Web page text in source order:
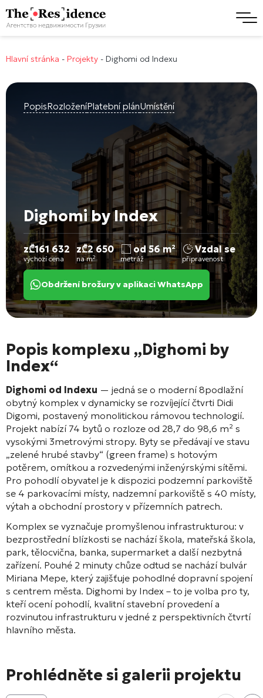
Hlavní stránka - Projekty - Dighomi od Indexu
PopisRozloženíPlatební plánUmístění
Dighomi by Index
z₾161 632
výchozí cena
z₾2 650
na m²
od 56 m²
metráž
Vzdal se
připravenost
Obdržení brožury v aplikaci WhatsApp
Popis komplexu „Dighomi by
Index“
Dighomi od Indexu — jedná se o moderní 8podlažní
obytný komplex v dynamicky se rozvíjející čtvrti Didi
Digomi, postavený monolitickou rámovou technologií.
Projekt nabízí 74 bytů o rozloze od 28,7 do 98,6 m² s
vysokými 3metrovými stropy. Byty se předávají ve stavu
„zelené hrubé stavby“ (green frame) s hotovým
potěrem, omítkou a rozvedenými inženýrskými sítěmi.
Pro pohodlí obyvatel je k dispozici podzemní parkoviště
se 4 parkovacími místy, nadzemní parkoviště s 40 místy,
výtah a obchodní prostory v přízemních patrech.
Komplex se vyznačuje promyšlenou infrastrukturou: v
bezprostřední blízkosti se nachází škola, mateřská škola,
park, tělocvična, banka, supermarket a další nezbytná
zařízení. Pouhé 2 minuty chůze odtud se nachází bulvár
Miriana Mepe, který zajišťuje pohodlné dopravní spojení
s centrem města. Dighomi by Index – to je volba pro ty,
kteří ocení pohodlí, kvalitní stavební provedení a
rozvinutou infrastrukturu v jedné z perspektivních čtvrtí
hlavního města.
Prohlédněte si galerii projektu